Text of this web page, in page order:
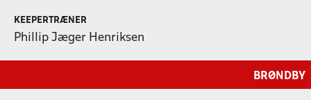
KEEPERTRÆNER
Phillip Jæger Henriksen
BRØNDBY